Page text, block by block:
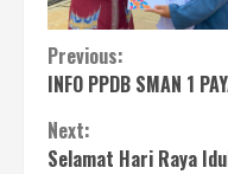
Continue
Reading
Previous:
INFO PPDB SMAN 1
Next:
Selamat Hari Raya